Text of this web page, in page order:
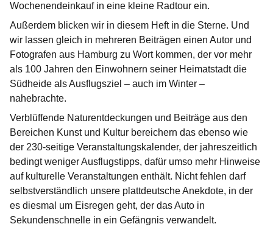
Wochenendeinkauf in eine kleine Radtour ein.
Außerdem blicken wir in diesem Heft in die Sterne. Und
wir lassen gleich in mehreren Beiträgen einen Autor und
Fotografen aus Hamburg zu Wort kommen, der vor mehr
als 100 Jahren den Einwohnern seiner Heimatstadt die
Südheide als Ausflugsziel – auch im Winter –
nahebrachte.
Verblüffende Naturentdeckungen und Beiträge aus den
Bereichen Kunst und Kultur bereichern das ebenso wie
der 230-seitige Veranstaltungskalender, der jahreszeitlich
bedingt weniger Ausflugstipps, dafür umso mehr Hinweise
auf kulturelle Veranstaltungen enthält. Nicht fehlen darf
selbstverständlich unsere plattdeutsche Anekdote, in der
es diesmal um Eisregen geht, der das Auto in
Sekundenschnelle in ein Gefängnis verwandelt.